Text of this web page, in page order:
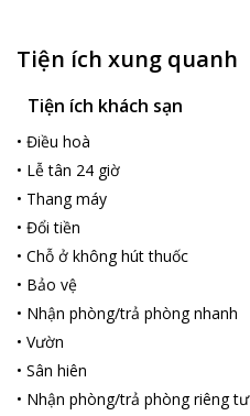
Tiện ích xung quanh
Tiện ích khách sạn
• Điều hoà
• Lễ tân 24 giờ
• Thang máy
• Đổi tiền
• Chỗ ở không hút thuốc
• Bảo vệ
• Nhận phòng/trả phòng nhanh
• Vườn
• Sân hiên
• Nhận phòng/trả phòng riêng tư